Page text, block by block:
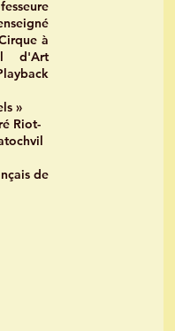
à
d'Art
»
Riot-
de